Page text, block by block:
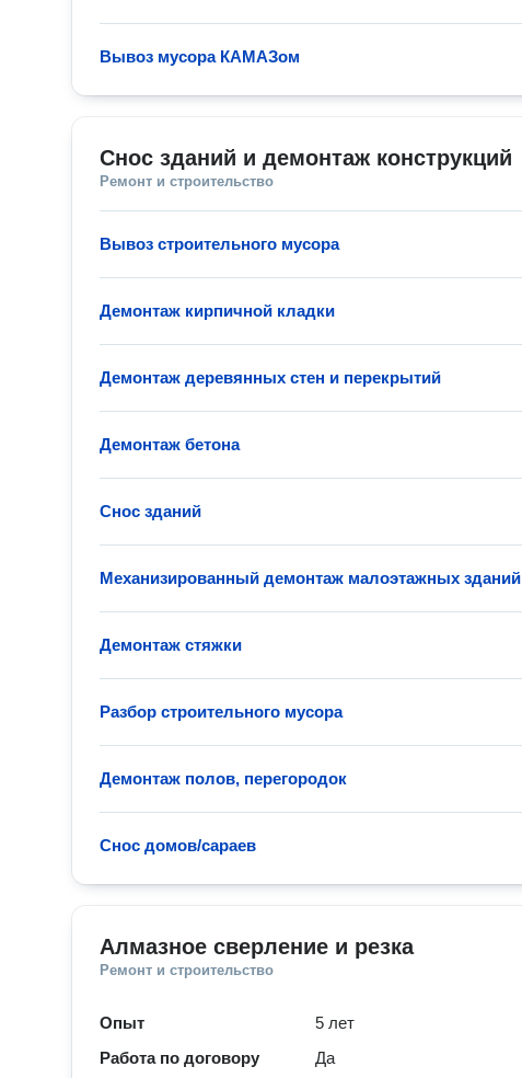
Вывоз мусора КАМАЗом
Снос зданий и демонтаж конструкций
Ремонт и строительство
Вывоз строительного мусора
Демонтаж кирпичной кладки
Демонтаж деревянных стен и перекрытий
Демонтаж бетона
Снос зданий
Механизированный демонтаж малоэтажных зданий
Демонтаж стяжки
Разбор строительного мусора
Демонтаж полов, перегородок
Снос домов/сараев
Алмазное сверление и резка
Ремонт и строительство
Опыт
5 лет
Работа по договору
Да